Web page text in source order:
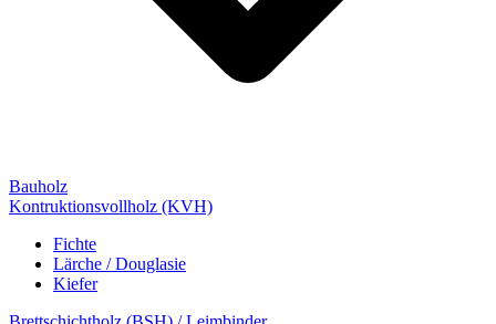
Bauholz
Kontruktionsvollholz (KVH)
Fichte
Lärche / Douglasie
Kiefer